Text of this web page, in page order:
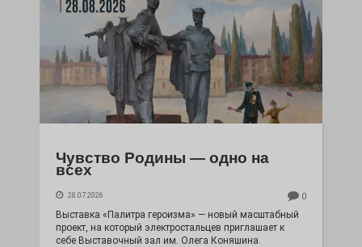
Чувство Родины — одно на
всех
28.07.2026 0
Выставка «Палитра героизма» — новый масштабный
проект, на который электростальцев приглашает к
себе Выставочный зал им. Олега Коняшина.